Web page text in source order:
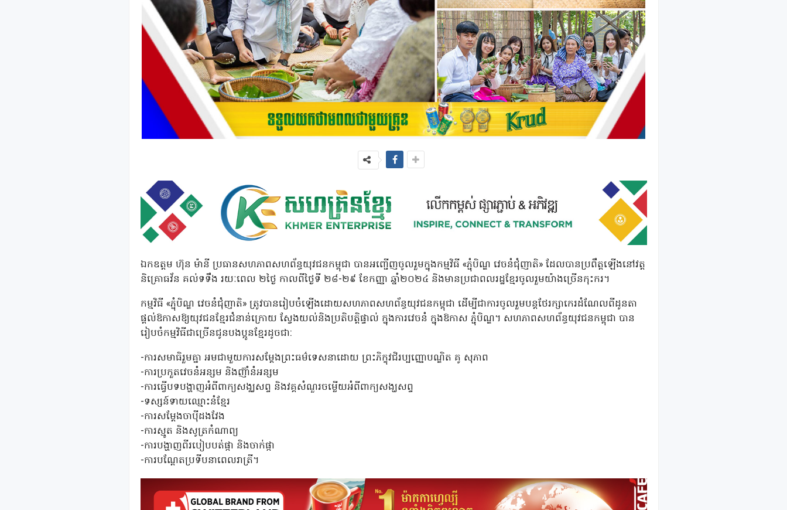
ឯកឧត្តម ហ៊ុន ម៉ានី ប្រធានសហភាពសហព័ន្ធយុវជនកម្ពុជា បានអញ្ជើញចូលរួមក្នុងកម្មវិធី «ភ្ជុំបិណ្ឌ វេចនំជុំញាតិ» ដែលបានប្រពឹត្តឡើងនៅវត្ត
និគ្រោធវ័ន គល់ទទឹង រយៈពេល ២ថ្ងៃ កាលពីថ្ងៃទី ២៨-២៩ ខែកញ្ញា ឆ្នាំ២០២៤ និងមានប្រជាពលរដ្ឋខ្មែរចូលរួមយ៉ាងច្រើនកុះករ។
កម្មវិធី «ភ្ជុំបិណ្ឌ វេចនំជុំញាតិ» ត្រូវបានរៀបចំឡើងដោយសហភាពសហព័ន្ធយុវជនកម្ពុជា ដើម្បីជាការចូលរួមបន្តថែរក្សាកេរដំណែលពីដូនតា
ផ្តល់ឱកាសឱ្យយុវជនខ្មែរជំនាន់ក្រោយ ស្វែងយល់និងប្រតិបត្តិផ្ទាល់ ក្នុងការវេចនំ ក្នុងឱកាស ភ្ជុំបិណ្ឌ។ សហភាពសហព័ន្ធយុវជនកម្ពុជា បាន
រៀបចំកម្មវិធីជាច្រើនជូនបងប្អូនខ្មែរដូចជា:
-ការសមាធិរួមគ្នា អមជាមួយការសម្តែងព្រះធម៌ទេសនាដោយ ព្រះភិក្ខុវជិរប្បញ្ញោបណ្ឌិត គូ សុភាព
-ការប្រកួតវេចនំអន្សម និងញ៊ាំនំអន្សម
-ការធ្វើបទបង្ហាញអំពីពាក្យសង្ឈសព្ទ និងវគ្គសំណួរចម្លើយអំពីពាក្យសង្ឃសព្ទ
-ទស្សន៍ទាយឈ្មោះនំខ្មែរ
-ការសម្តែងចាបុីដងវែង
-ការស្មូត និងសូត្រកំណាព្យ
-ការបង្ហាញពីរបៀបបត់ផ្កា និងចាក់ផ្កា
-ការបណ្តែតប្រទីបនាពេលរាត្រី។